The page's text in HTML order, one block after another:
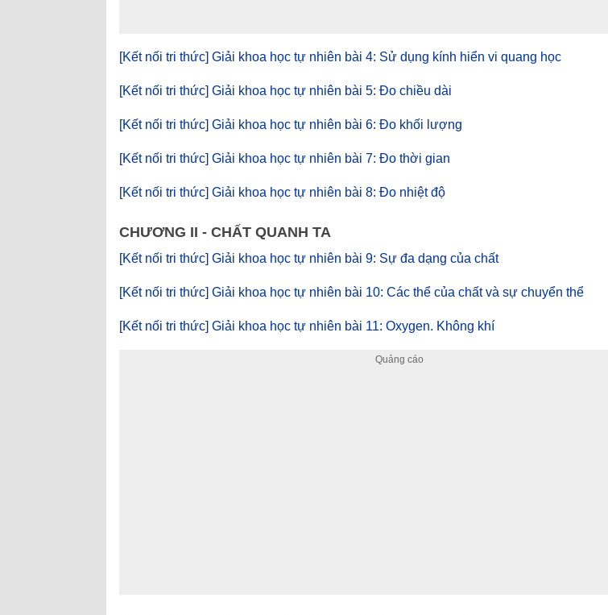
[Kết nối tri thức] Giải khoa học tự nhiên bài 4: Sử dụng kính hiển vi quang học
[Kết nối tri thức] Giải khoa học tự nhiên bài 5: Đo chiều dài
[Kết nối tri thức] Giải khoa học tự nhiên bài 6: Đo khối lượng
[Kết nối tri thức] Giải khoa học tự nhiên bài 7: Đo thời gian
[Kết nối tri thức] Giải khoa học tự nhiên bài 8: Đo nhiệt độ
CHƯƠNG II - CHẤT QUANH TA
[Kết nối tri thức] Giải khoa học tự nhiên bài 9: Sự đa dạng của chất
[Kết nối tri thức] Giải khoa học tự nhiên bài 10: Các thể của chất và sự chuyển thể
[Kết nối tri thức] Giải khoa học tự nhiên bài 11: Oxygen. Không khí